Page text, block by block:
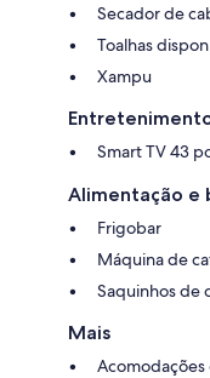
Secador de
Toalhas
Xampu
Smart TV 43
Alimentação e
Frigobar
Máquina de
Saquinhos de
Mais